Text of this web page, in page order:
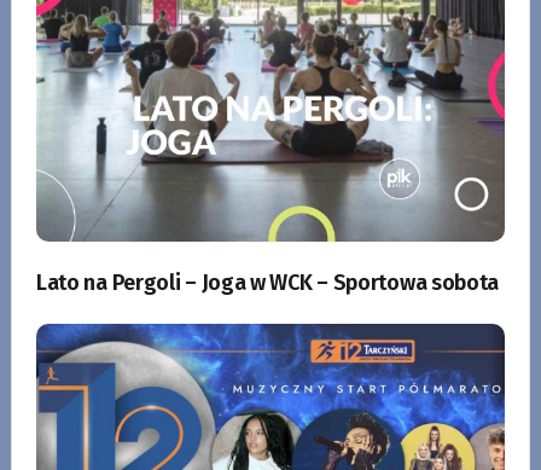
Lato na Pergoli – Joga w WCK – Sportowa sobota